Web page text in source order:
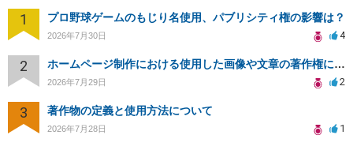
1 プロ野球ゲームのもじり名使用、パブリシティ権の影響は？
2026年7月30日 4
2 ホームページ制作における使用した画像や文章の著作権について
2026年7月29日 2
3 著作物の定義と使用方法について
2026年7月28日 1